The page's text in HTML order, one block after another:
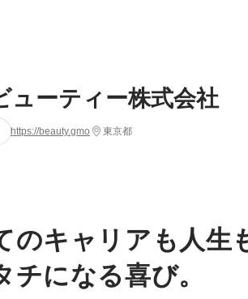
ューティー株式会社
https://beauty.gmo 東京都
のキャリアも人生
になる喜び。